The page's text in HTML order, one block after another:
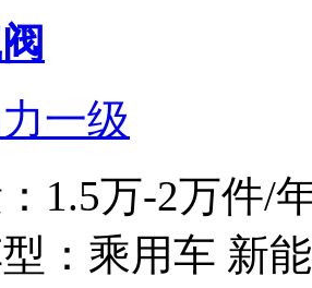
一级
1.5万-2万件/
： 乘用车 新